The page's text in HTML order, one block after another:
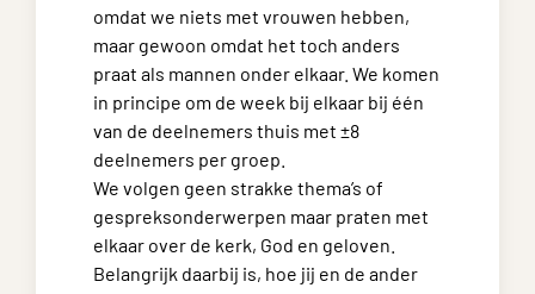
omdat we niets met vrouwen hebben,
maar gewoon omdat het toch anders
praat als mannen onder elkaar. We komen
in principe om de week bij elkaar bij één
van de deelnemers thuis met ±8
deelnemers per groep.
We volgen geen strakke thema’s of
gespreksonderwerpen maar praten met
elkaar over de kerk, God en geloven.
Belangrijk daarbij is, hoe jij en de ander